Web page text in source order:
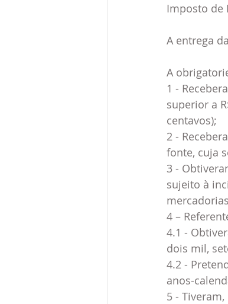
Imposto de
A entrega
A
1 -
superior a
centavos);
2 -
fonte, cuja
3 -
sujeito à
4 –
4.1 -
dois mil,
4.2 -
anos-
5 -